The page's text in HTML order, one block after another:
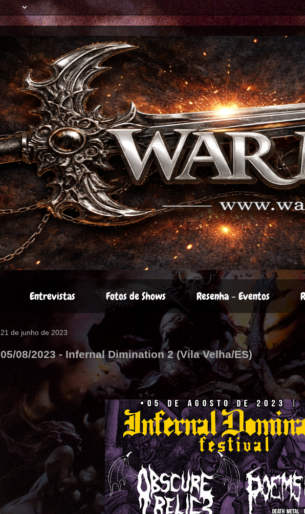
Entrevistas Fotos de Shows Resenha - Eventos
21 de junho de 2023
05/08/2023 - Infernal Dimination 2 (Vila Velha/ES)